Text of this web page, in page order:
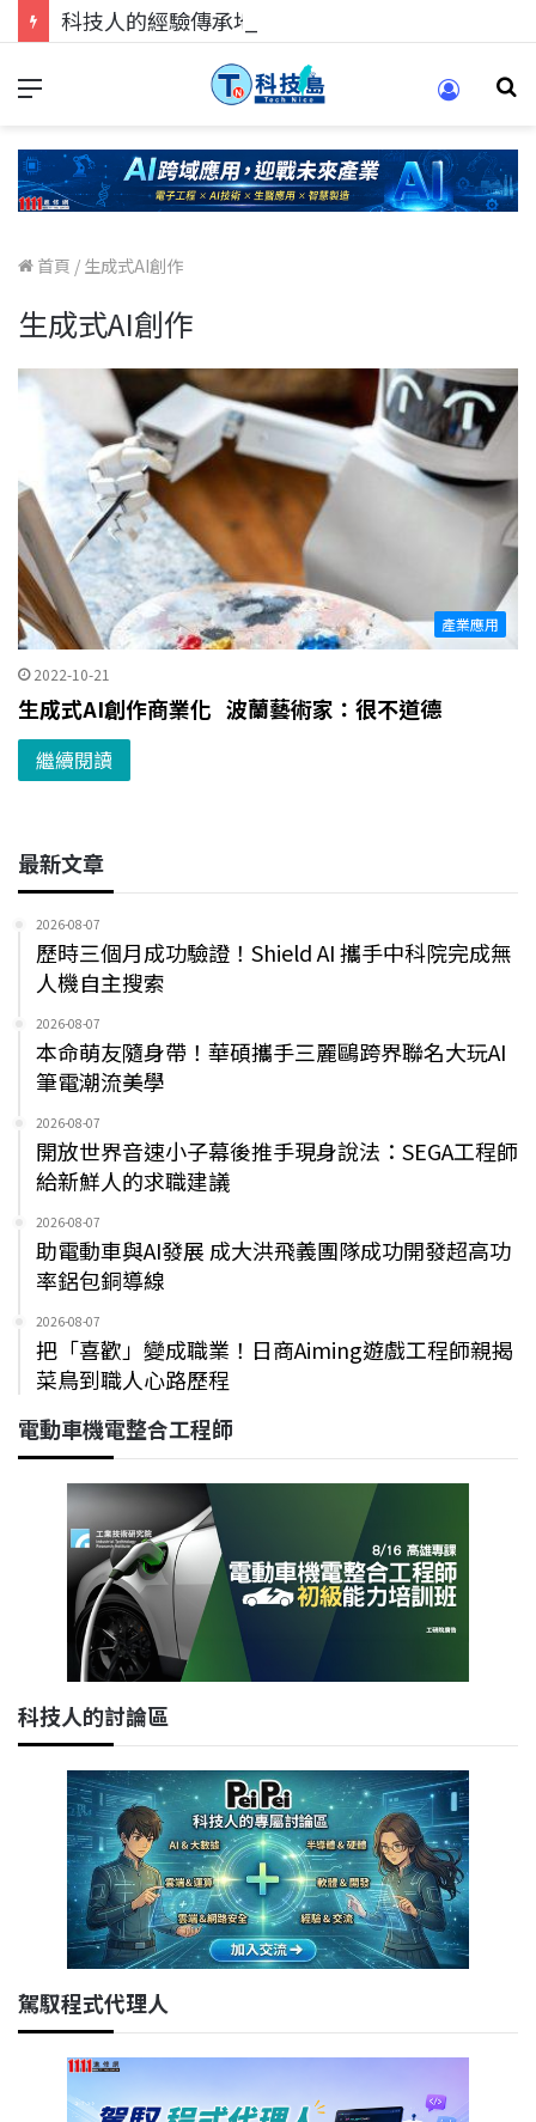
首頁 / 生成式AI創作
生成式AI創作
產業應用
2022-10-21
生成式AI創作商業化 波蘭藝術家：很不道德
繼續閱讀
最新文章
2026-08-07
歷時三個月成功驗證！Shield AI 攜手中科院完成無
人機自主搜索
2026-08-07
本命萌友隨身帶！華碩攜手三麗鷗跨界聯名大玩AI
筆電潮流美學
2026-08-07
開放世界音速小子幕後推手現身說法：SEGA工程師
給新鮮人的求職建議
2026-08-07
助電動車與AI發展 成大洪飛義團隊成功開發超高功
率鋁包銅導線
2026-08-07
把「喜歡」變成職業！日商Aiming遊戲工程師親揭
菜鳥到職人心路歷程
電動車機電整合工程師
科技人的討論區
駕馭程式代理人